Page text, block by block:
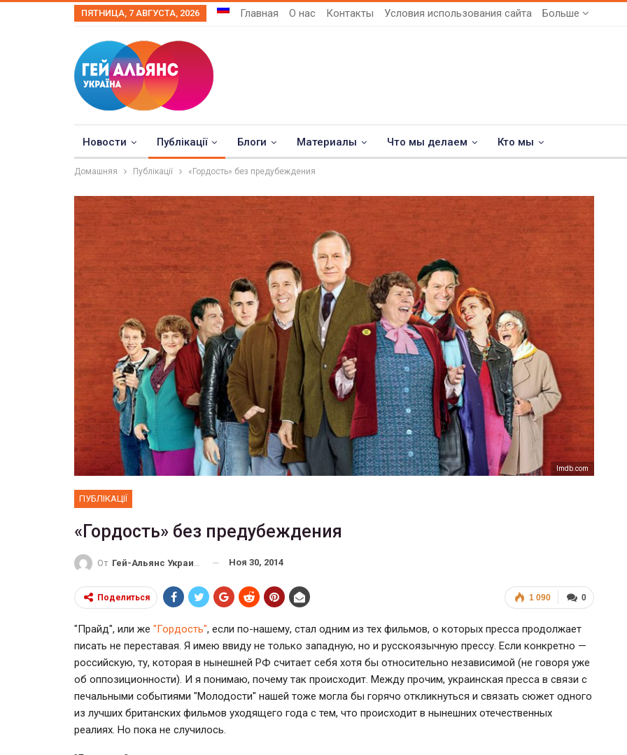
ПЯТНИЦА, 7 АВГУСТА, 2026 Главная О нас Контакты Условия использования сайта Больше
Новости Публікації Блоги Материалы Что мы делаем Кто мы
Домашняя Публікації «Гордость» без предубеждения
Imdb.com
ПУБЛІКАЦІЇ
«Гордость» без предубеждения
От Гей-Альянс Украина Ноя 30, 2014
0
1 090
Поделиться
"Прайд", или же "Гордость", если по-нашему, стал одним из тех фильмов, о которых пресса продолжает
писать не переставая. Я имею ввиду не только западную, но и русскоязычную прессу. Если конкретно —
российскую, ту, которая в нынешней РФ считает себя хотя бы относительно независимой (не говоря уже
об оппозиционности). И я понимаю, почему так происходит. Между прочим, украинская пресса в связи с
печальными событиями "Молодости" нашей тоже могла бы горячо откликнуться и связать сюжет одного
из лучших британских фильмов уходящего года с тем, что происходит в нынешних отечественных
реалиях. Но пока не случилось.
ФОТО
Прайд в Тель-Авиве собрал 200
тысяч участников
ГЕЙ-АЛЬЯНС УКРАИНА Июн 10, 2017
ФОТО
Военнослужащие-трансгендеры
ГЕЙ-АЛЬЯНС УКРАИНА Июл 27, 2017